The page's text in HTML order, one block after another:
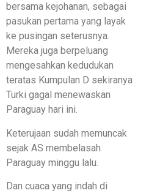
bersama kejohanan, sebagai
pasukan pertama yang layak
ke pusingan seterusnya.
Mereka juga berpeluang
mengesahkan kedudukan
teratas Kumpulan D sekiranya
Turki gagal menewaskan
Paraguay hari ini.
Keterujaan sudah memuncak
sejak AS membelasah
Paraguay minggu lalu.
Dan cuaca yang indah di